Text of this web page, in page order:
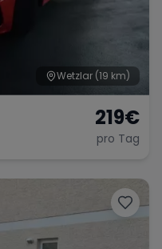
Maserati
Wetzlar (19 km)
219€
pro Tag